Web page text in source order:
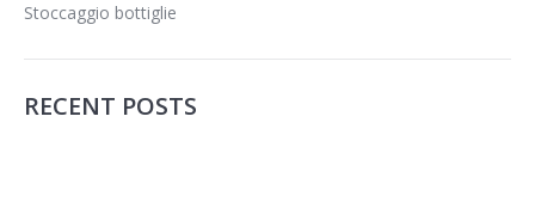
Stoccaggio bottiglie
RECENT POSTS